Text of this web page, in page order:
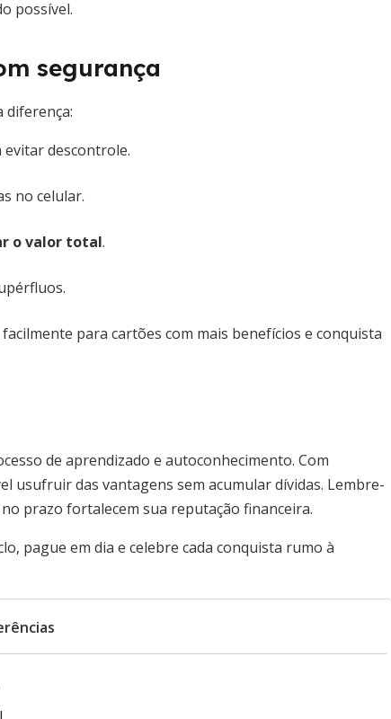
possível.
segurança
diferença:
evitar descontrole.
no celular.
o valor total.
para cartões com mais benefícios e conquista
de aprendizado e autoconhecimento. Com
usufruir das vantagens sem acumular dívidas. Lembre-
prazo fortalecem sua reputação financeira.
pague em dia e celebre cada conquista rumo à